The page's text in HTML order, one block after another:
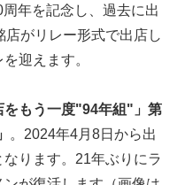
年を記念し、過去に出
がリレー形式で出店し
迎えます。
をもう一度"94年組"」第
。2024年4月8日から出
ります。21年ぶりにラ